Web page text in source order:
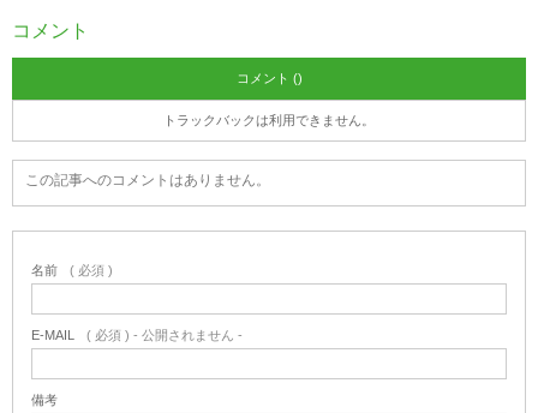
コメント
コメント ()
トラックバックは利用できません。
この記事へのコメントはありません。
名前 ( 必須 )
E-MAIL ( 必須 ) - 公開されません -
備考